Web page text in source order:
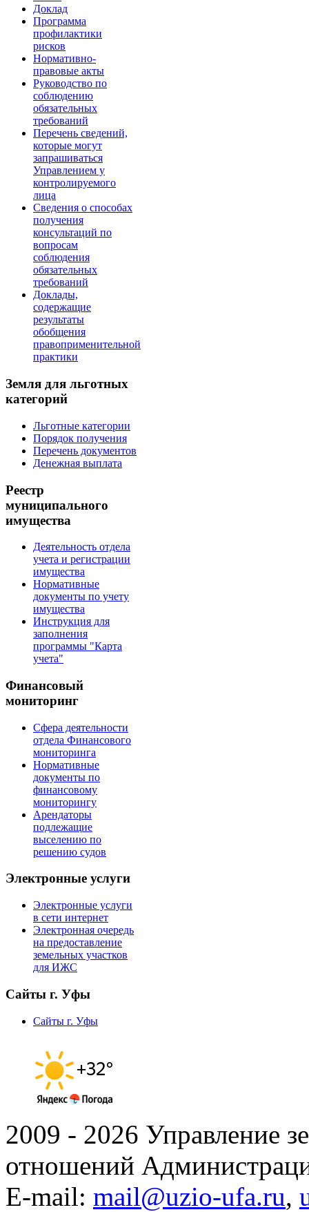
Доклад
Программа
профилактики
рисков
Нормативно-
правовые акты
Руководство по
соблюдению
обязательных
требований
Перечень сведений,
которые могут
запрашиваться
Управлением у
контролируемого
лица
Сведения о способах
получения
консультаций по
вопросам
соблюдения
обязательных
требований
Доклады,
содержащие
результаты
обобщения
правоприменительной
практики
Земля для льготных
категорий
Льготные категории
Порядок получения
Перечень документов
Денежная выплата
Реестр
муниципального
имущества
Деятельность отдела
учета и регистрации
имущества
Нормативные
документы по учету
имущества
Инструкция для
заполнения
программы "Карта
учета"
Финансовый
мониторинг
Сфера деятельности
отдела Финансового
мониторинга
Нормативные
документы по
финансовому
мониторингу
Арендаторы
подлежащие
выселению по
решению судов
Электронные услуги
Электронные услуги
в сети интернет
Электронная очередь
на предоставление
земельных участков
для ИЖС
Сайты г. Уфы
Сайты г. Уфы
2009 - 2026 Управление
отношений
E-mail: mail@uzio-ufa.ru,